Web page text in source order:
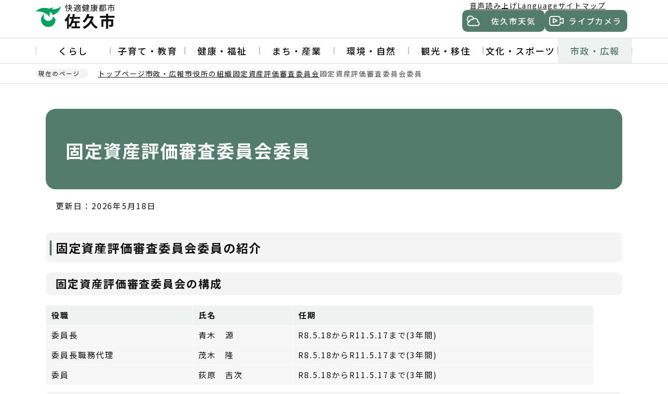
ー
の
音声読み上げLanguage サイトマップ
佐久市天気 ライブカメラ
くらし 子育て・教育 健康・福祉 まち・産業 環境・自然 観光・移住 文化・スポーツ 市政・広報
現在のページ トップページ市政・広報市役所の組織固定資産評価審査委員会固定資産評価審査委員会委員
固定資産評価審査委員会委員
更新日：2026年5月18日
固定資産評価審査委員会委員の紹介
固定資産評価審査委員会の構成
役職 氏名
任期
委員長
青木 源
R8.5.18からR11.5.17まで(3年間)
委員長職務代理
茂木 隆
R8.5.18からR11.5.17まで(3年間)
委員
荻原 吉次 R8.5.18からR11.5.17まで(3年間)